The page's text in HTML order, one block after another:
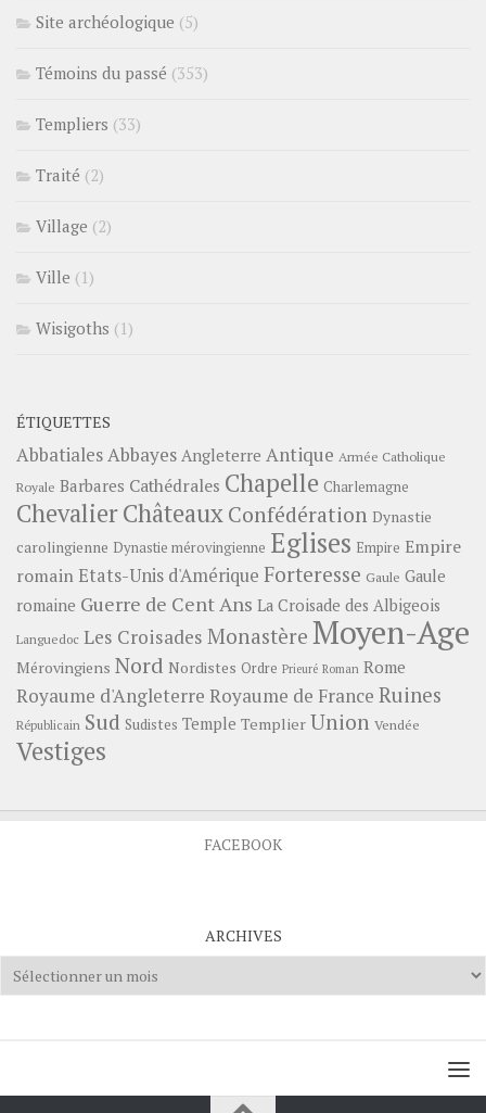
Site archéologique (5)
Témoins du passé (353)
Templiers (33)
Traité (2)
Village (2)
Ville (1)
Wisigoths (1)
ÉTIQUETTES
AbbatialesAbbayes Angleterre Antique Armée Catholique
Royale Barbares Cathédrales Chapelle Charlemagne
ChevalierChâteauxConfédération Dynastie
carolingienne Dynastie mérovingienne Eglises Empire Empire
romainEtats-Unis d'Amérique Forteresse Gaule Gaule
romaine Guerre de Cent Ans La Croisade des Albigeois
Languedoc Les Croisades Monastère Moyen-Age
Mérovingiens Nord Nordistes Ordre Prieuré Roman Rome
Royaume d'Angleterre Royaume de France Ruines
Républicain Sud Sudistes Temple Templier Union Vendée
Vestiges
FACEBOOK
ARCHIVES
Archives